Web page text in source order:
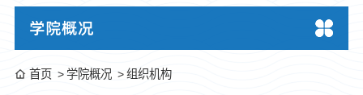
学院概况
首页 学院概况 组织机构